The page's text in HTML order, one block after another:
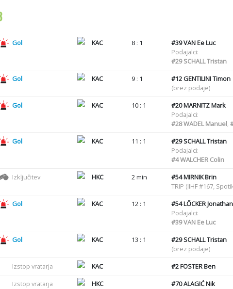
Gol KAC 8 : 1 #39VAN Ee Luc
Podajalci:
#29SCHALL Tristan
Gol KAC 9 : 1 #12GENTILINI Timon
(brez podaje)
Gol KAC 10 : 1 #20MARNITZ Mark
Podajalci:
#28WADEL Manuel,
Gol KAC 11 : 1 #29SCHALL Tristan
Podajalci:
#4WALCHER Colin
Izključitev HKC 2 min #54MIRNIK Brin
TRIP (IIHF #167,
Gol KAC 12 : 1 #54LŐCKER Jonathan
Podajalci:
#39VAN Ee Luc
Gol KAC 13 : 1 #29SCHALL Tristan
(brez podaje)
Izstop vratarja KAC #2FOSTER Ben
Izstop vratarja HKC #70ALAGIĆ Nik